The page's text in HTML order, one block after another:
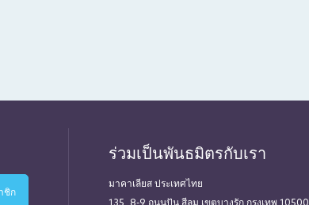
ร่วมเป็นพันธมิตรกับเรา
มาคาเลียส ประเทศไทย